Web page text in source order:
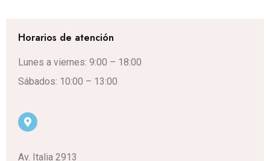
Horarios de atención
Lunes a viernes: 9:00 – 18:00
Sábados: 10:00 – 13:00
Av. Italia 2913